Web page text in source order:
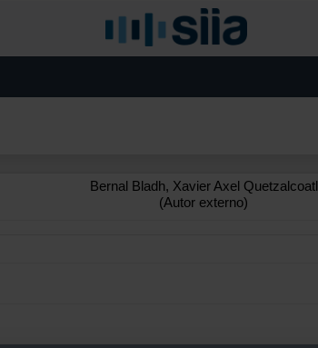
Bernal Bladh, Xavier Axel Quetzalcoatl
(Autor externo)